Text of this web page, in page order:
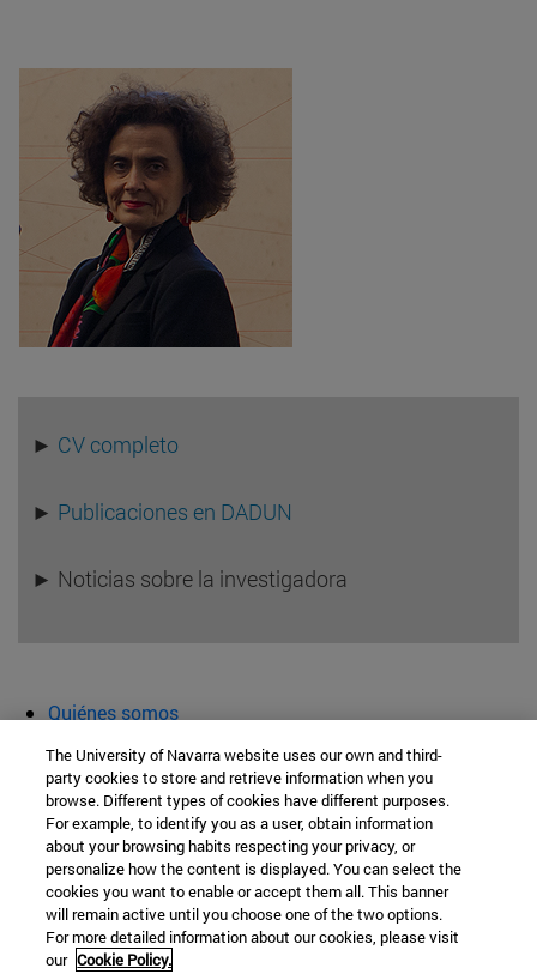
► CV completo
► Publicaciones en DADUN
► Noticias sobre la investigadora
Quiénes somos
Aula abierta
Cátedra de Patrimonio y Arte Navarro
Facultad de Filosofía y Letras
Campus Universitario s/n
The University of Navarra website uses our own and third-
party cookies to store and retrieve information when you
browse. Different types of cookies have different purposes.
For example, to identify you as a user, obtain information
about your browsing habits respecting your privacy, or
personalize how the content is displayed. You can select the
cookies you want to enable or accept them all. This banner
will remain active until you choose one of the two options.
For more detailed information about our cookies, please visit
our Cookie Policy.